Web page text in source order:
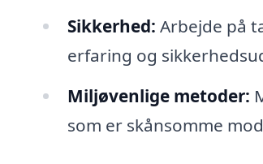
Sikkerhed: Arbejde på
erfaring og
Miljøvenlige metoder:
som er skånsomme